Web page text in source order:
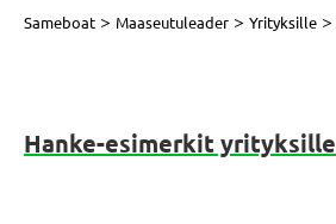
Sameboat > Maaseutuleader > Yrityksille >
Hanke-esimerkit yrityksille